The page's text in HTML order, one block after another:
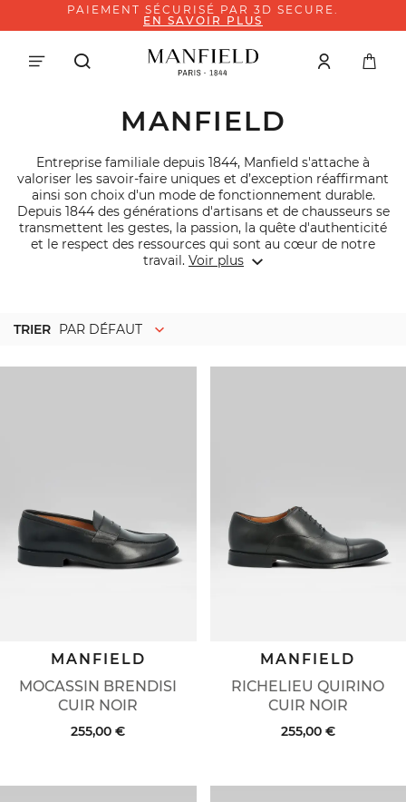
PAIEMENT SÉCURISÉ PAR 3D SECURE.
EN SAVOIR PLUS
MANFIELD
Entreprise familiale depuis 1844, Manfield s'attache à
valoriser les savoir-faire uniques et d’exception réaffirmant
ainsi son choix d'un mode de fonctionnement durable.
Depuis 1844 des générations d'artisans et de chausseurs se
transmettent les gestes, la passion, la quête d'authenticité
et le respect des ressources qui sont au cœur de notre
travail. Voir plus
TRIER PAR DÉFAUT
MOCASSIN BRENDISI
CUIR NOIR
MANFIELD
255,00 €
RICHELIEU QUIRINO
CUIR NOIR
MANFIELD
255,00 €